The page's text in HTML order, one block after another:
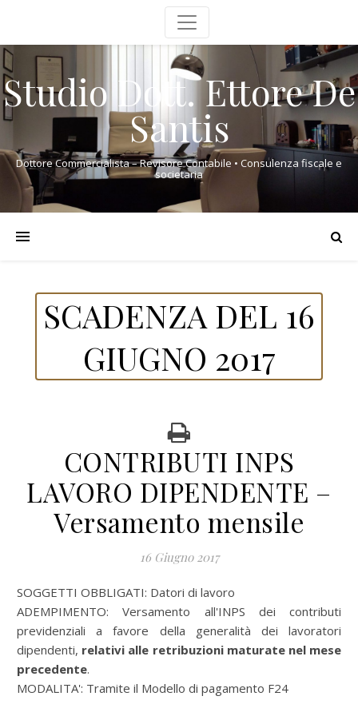
Studio Dott. Ettore De
Santis
Dottore Commercialista – Revisore Contabile • Consulenza fiscale e
societaria
SCADENZA DEL 16
GIUGNO 2017
CONTRIBUTI INPS
LAVORO DIPENDENTE –
Versamento mensile
16 Giugno 2017
SOGGETTI OBBLIGATI: Datori di lavoro
ADEMPIMENTO: Versamento all'INPS dei contributi
previdenziali a favore della generalità dei lavoratori
dipendenti, relativi alle retribuzioni maturate nel mese
precedente.
MODALITA': Tramite il Modello di pagamento F24